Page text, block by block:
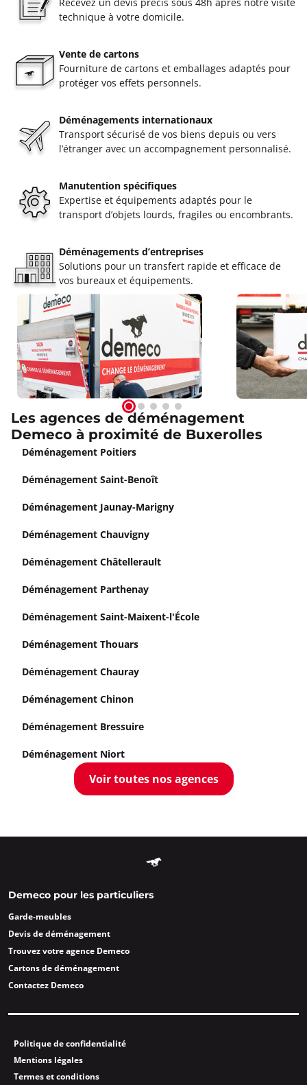
technique à votre domicile.
Vente de cartons
Fourniture de cartons et emballages adaptés pour
protéger vos effets personnels.
Déménagements internationaux
Transport sécurisé de vos biens depuis ou vers
l’étranger avec un accompagnement personnalisé.
Manutention spécifiques
Expertise et équipements adaptés pour le
transport d’objets lourds, fragiles ou encombrants.
Déménagements d’entreprises
Solutions pour un transfert rapide et efficace de
vos bureaux et équipements.
Les agences de déménagement
Demeco à proximité de Buxerolles
Déménagement Poitiers
Déménagement Saint-Benoît
Déménagement Jaunay-Marigny
Déménagement Chauvigny
Déménagement Châtellerault
Déménagement Parthenay
Déménagement Saint-Maixent-l'École
Déménagement Thouars
Déménagement Chauray
Déménagement Chinon
Déménagement Bressuire
Déménagement Niort
Voir toutes nos agences
Demeco pour les particuliers
Garde-meubles
Devis de déménagement
Trouvez votre agence Demeco
Cartons de déménagement
Contactez Demeco
Politique de confidentialité
Mentions légales
Termes et conditions